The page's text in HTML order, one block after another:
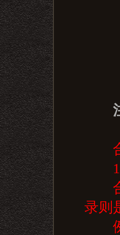
注
合
1.
合
录则
例